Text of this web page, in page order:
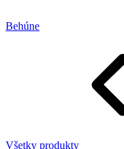
Behúne
Všetky produkty